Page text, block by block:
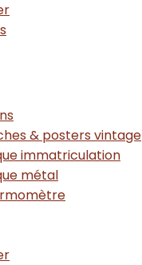
& posters vintage
immatriculation
métal